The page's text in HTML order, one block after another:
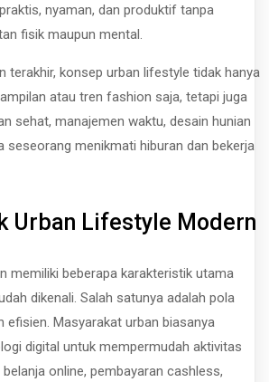
nyaman, dan produktif tanpa
fisik maupun mental.
terakhir, konsep urban lifestyle tidak hanya
atau tren fashion saja, tetapi juga
sehat, manajemen waktu, desain hunian
seseorang menikmati hiburan dan bekerja
Urban Lifestyle Modern
memiliki beberapa karakteristik utama
dikenali. Salah satunya adalah pola
efisien. Masyarakat urban biasanya
digital untuk mempermudah aktivitas
online, pembayaran cashless,